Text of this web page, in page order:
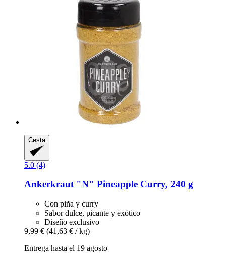
Cesta
5.0 (4)
Ankerkraut"N" Pineapple Curry, 240 g
Con piña y curry
Sabor dulce, picante y exótico
Diseño exclusivo
9,99 € (41,63 € / kg)
Entrega hasta el 19 agosto